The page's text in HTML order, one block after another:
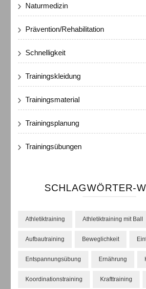
Naturmedizin
Prävention/Rehabilitation
Schnelligkeit
Trainingskleidung
Trainingsmaterial
Trainingsplanung
Trainingsübungen
SCHLAGWÖRTER-
Athletiktraining Athletiktraining mit Ball
Aufbautraining Beweglichkeit
Entspannungsübung Ernährung
Koordinationstraining Krafttraining